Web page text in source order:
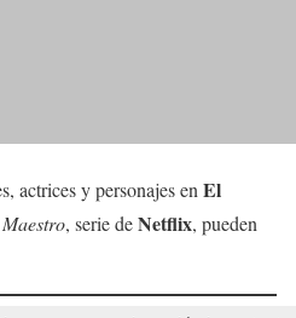
actrices y personajes en El
Maestro, serie deNetflix, pueden